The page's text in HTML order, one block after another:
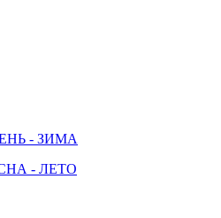
- ЗИМА
- ЛЕТО